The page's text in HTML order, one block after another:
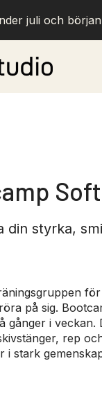
din styrka,
på sig.
gånger i
rep
i stark
juli och